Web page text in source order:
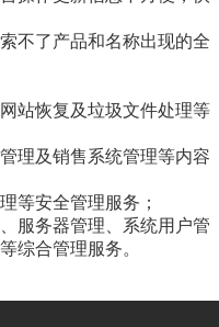
不了产品和名称出现的全
站恢复及垃圾文件处理等
理及销售系统管理等内容
等安全管理服务；
服务器管理、系统用户管
综合管理服务。